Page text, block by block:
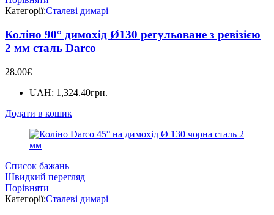
Категорії:Сталеві димарі
Коліно 90° димохід Ø130 регульоване з ревізією
2 мм сталь Darco
28.00€
UAH: 1,324.40грн.
Додати в кошик
Список бажань
Швидкий перегляд
Порівняти
Категорії:Сталеві димарі